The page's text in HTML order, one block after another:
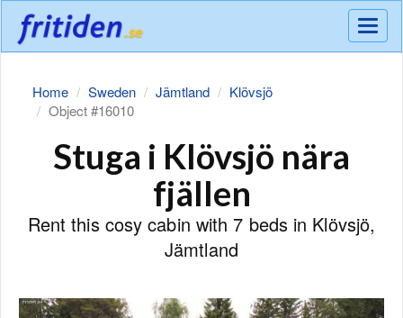
Meny
Home Sweden Jämtland
Klövsjö
Object #16010
Stuga i Klövsjö nära
fjällen
Rent this cosy cabin with 7 beds in Klövsjö,
Jämtland